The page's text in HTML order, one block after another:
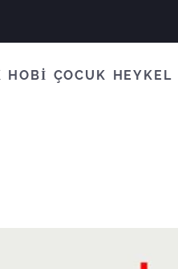
HOBİ ÇOCUK HEYKEL